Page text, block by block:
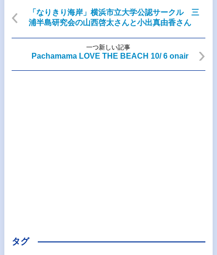
「なりきり海岸」横浜市立大学公認サークル 三
浦半島研究会の山西啓太さんと小出真由香さん
一つ新しい記事
Pachamama LOVE THE BEACH 10/ 6 onair
タグ